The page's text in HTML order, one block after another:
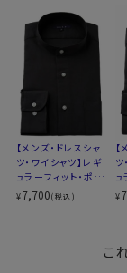
ポリエステル
シワになりにく
です。
ポリエステル100
＊クールマックス
Companyの商標
●クールマックス
このシャツには
ポケット
ポケ
柄
無地
長袖
カフス
ラウ
アジ
コ
衿高
前
サイズG
M-
全４
スタイル
レギ
▼スポット商品に
【メンズ・ドレスシャ
ツ・ワイシャツ】レギ
ュラーフィット・ポリ
エステル麻混紡・ス
タンドカラー
¥7,700(税込)
ツ
ュ
ク
¥
こ